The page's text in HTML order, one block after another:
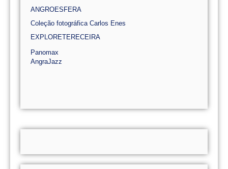
ANGROESFERA
Coleção fotográfica Carlos Enes
EXPLORETERECEIRA
Panomax
AngraJazz